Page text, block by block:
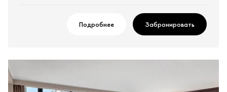
Подробнее Забронировать